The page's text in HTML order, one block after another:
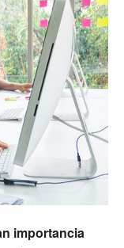
importancia